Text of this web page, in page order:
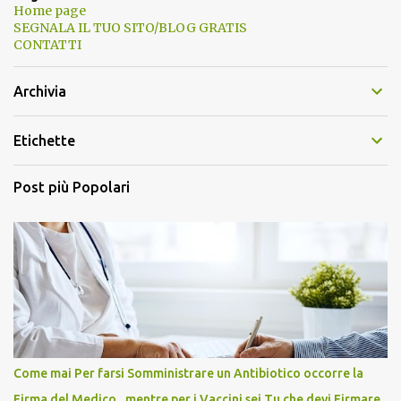
Home page
SEGNALA IL TUO SITO/BLOG GRATIS
CONTATTI
Archivia
Etichette
Post più Popolari
Come mai Per farsi Somministrare un Antibiotico occorre la